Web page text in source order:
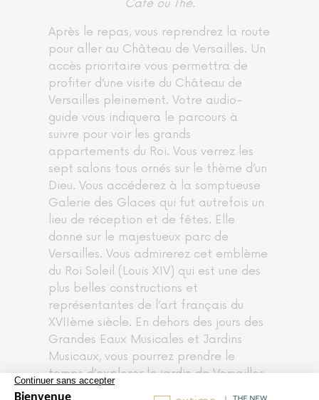
Café ou Thé.
Après le repas, vous reprendrez la route
pour aller au Château de Versailles. Un
accès prioritaire vous permettra de
profiter d’une visite du Château de
Versailles pleinement. Votre audio-
guide vous indiquera le parcours à
suivre pour voir les grands
appartements du Roi. Vous verrez les
sept salons tous ornés sur le thème d’un
Dieu. Vous accéderez à la somptueuse
Galerie des Glaces qui fut autrefois un
lieu de réception et de fêtes. Elle
donne sur le majestueux parc de
Versailles. Vous admirerez cet emblème
du Roi Soleil (Louis XIV) qui est une des
plus belles constructions et
représentantes de l’art français du
XVIIème siècle. En dehors des jours des
Grandes Eaux Musicales et Jardins
Musicaux, vous pourrez prendre le
temps d’explorer le jardin de Versailles
où statues, sculptures, bassins,